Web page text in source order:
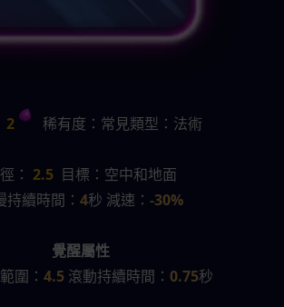
2 稀有度：常見類型：法術
： 2.5 目標：空中和地面
持續時間： 4秒 減速： -30%
覺醒屬性
範圍： 4.5 滾動持續時間： 0.75秒